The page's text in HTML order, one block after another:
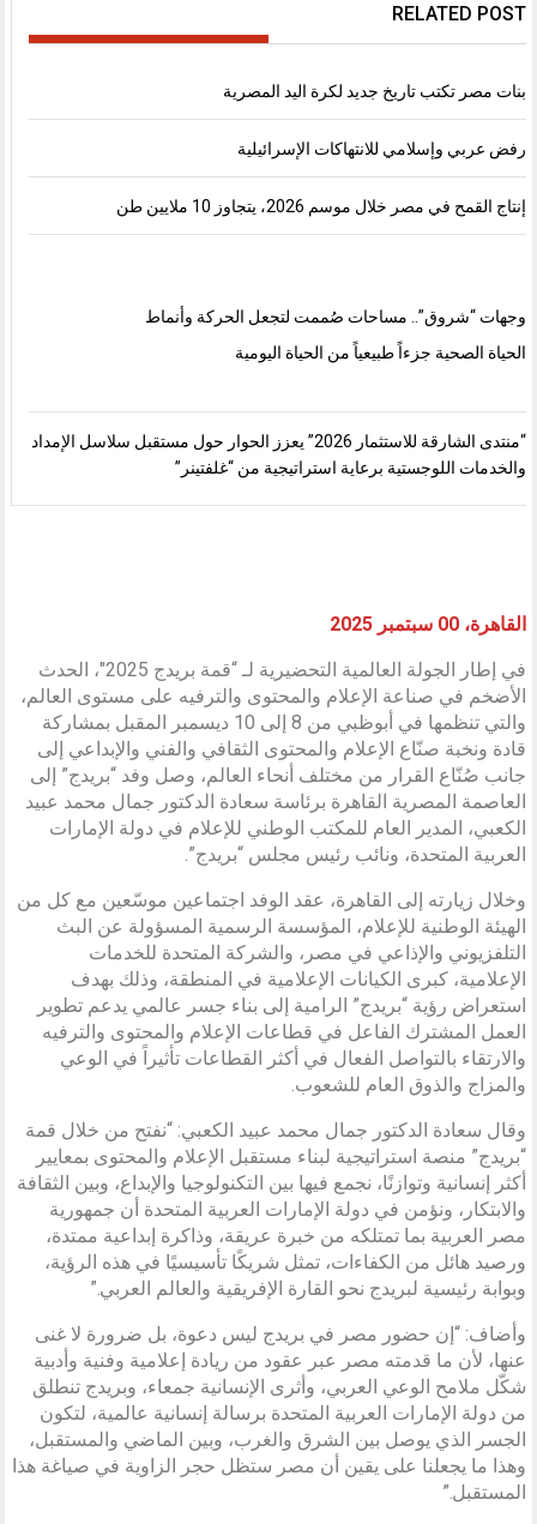
RELATED POST
بنات مصر تكتب تاريخ جديد لكرة اليد المصرية
رفض عربي وإسلامي للانتهاكات الإسرائيلية
إنتاج القمح في مصر خلال موسم 2026، يتجاوز 10 ملايين طن
وجهات “شروق”.. مساحات صُممت لتجعل الحركة وأنماط
الحياة الصحية جزءاً طبيعياً من الحياة اليومية
“منتدى الشارقة للاستثمار 2026” يعزز الحوار حول مستقبل سلاسل الإمداد
والخدمات اللوجستية برعاية استراتيجية من “غلفتينر”
القاهرة، 00 سبتمبر 2025
في إطار الجولة العالمية التحضيرية لـ “قمة بريدج 2025″، الحدث
الأضخم في صناعة الإعلام والمحتوى والترفيه على مستوى العالم،
والتي تنظمها في أبوظبي من 8 إلى 10 ديسمبر المقبل بمشاركة
قادة ونخبة صنّاع الإعلام والمحتوى الثقافي والفني والإبداعي إلى
جانب صُنّاع القرار من مختلف أنحاء العالم، وصل وفد “بريدج” إلى
العاصمة المصرية القاهرة برئاسة سعادة الدكتور جمال محمد عبيد
الكعبي، المدير العام للمكتب الوطني للإعلام في دولة الإمارات
العربية المتحدة، ونائب رئيس مجلس “بريدج”.
وخلال زيارته إلى القاهرة، عقد الوفد اجتماعين موسّعين مع كل من
الهيئة الوطنية للإعلام، المؤسسة الرسمية المسؤولة عن البث
التلفزيوني والإذاعي في مصر، والشركة المتحدة للخدمات
الإعلامية، كبرى الكيانات الإعلامية في المنطقة، وذلك بهدف
استعراض رؤية “بريدج” الرامية إلى بناء جسر عالمي يدعم تطوير
العمل المشترك الفاعل في قطاعات الإعلام والمحتوى والترفيه
والارتقاء بالتواصل الفعال في أكثر القطاعات تأثيراً في الوعي
والمزاج والذوق العام للشعوب.
وقال سعادة الدكتور جمال محمد عبيد الكعبي: “نفتح من خلال قمة
“بريدج” منصة استراتيجية لبناء مستقبل الإعلام والمحتوى بمعايير
أكثر إنسانية وتوازنًا، نجمع فيها بين التكنولوجيا والإبداع، وبين الثقافة
والابتكار، ونؤمن في دولة الإمارات العربية المتحدة أن جمهورية
مصر العربية بما تمتلكه من خبرة عريقة، وذاكرة إبداعية ممتدة،
ورصيد هائل من الكفاءات، تمثل شريكًا تأسيسيًا في هذه الرؤية،
وبوابة رئيسية لبريدج نحو القارة الإفريقية والعالم العربي.”
وأضاف: “إن حضور مصر في بريدج ليس دعوة، بل ضرورة لا غنى
عنها، لأن ما قدمته مصر عبر عقود من ريادة إعلامية وفنية وأدبية
شكّل ملامح الوعي العربي، وأثرى الإنسانية جمعاء، وبريدج تنطلق
من دولة الإمارات العربية المتحدة برسالة إنسانية عالمية، لتكون
الجسر الذي يوصل بين الشرق والغرب، وبين الماضي والمستقبل،
وهذا ما يجعلنا على يقين أن مصر ستظل حجر الزاوية في صياغة هذا
المستقبل.”